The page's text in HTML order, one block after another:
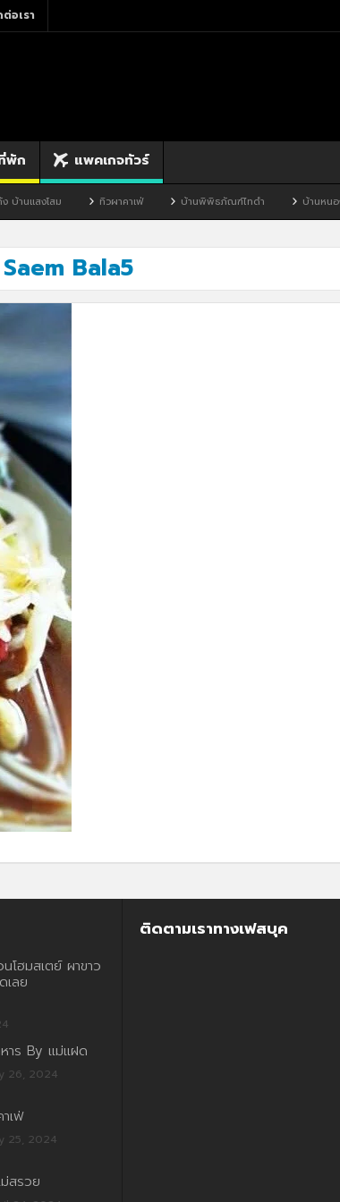
อเรา
พัก แพคเกจทัวร์
แสงโสม ทิวผาคาเฟ่ บ้านพิพิธภัณฑ์ไทดำ บ้านหนองมะจับ
Bala5
โฮมสเตย์ ผาขาว
เลย
หาร By แม่แฝด
26, 2024
เฟ่
25, 2024
สรวย
ติดตามเราทางเฟสบุค